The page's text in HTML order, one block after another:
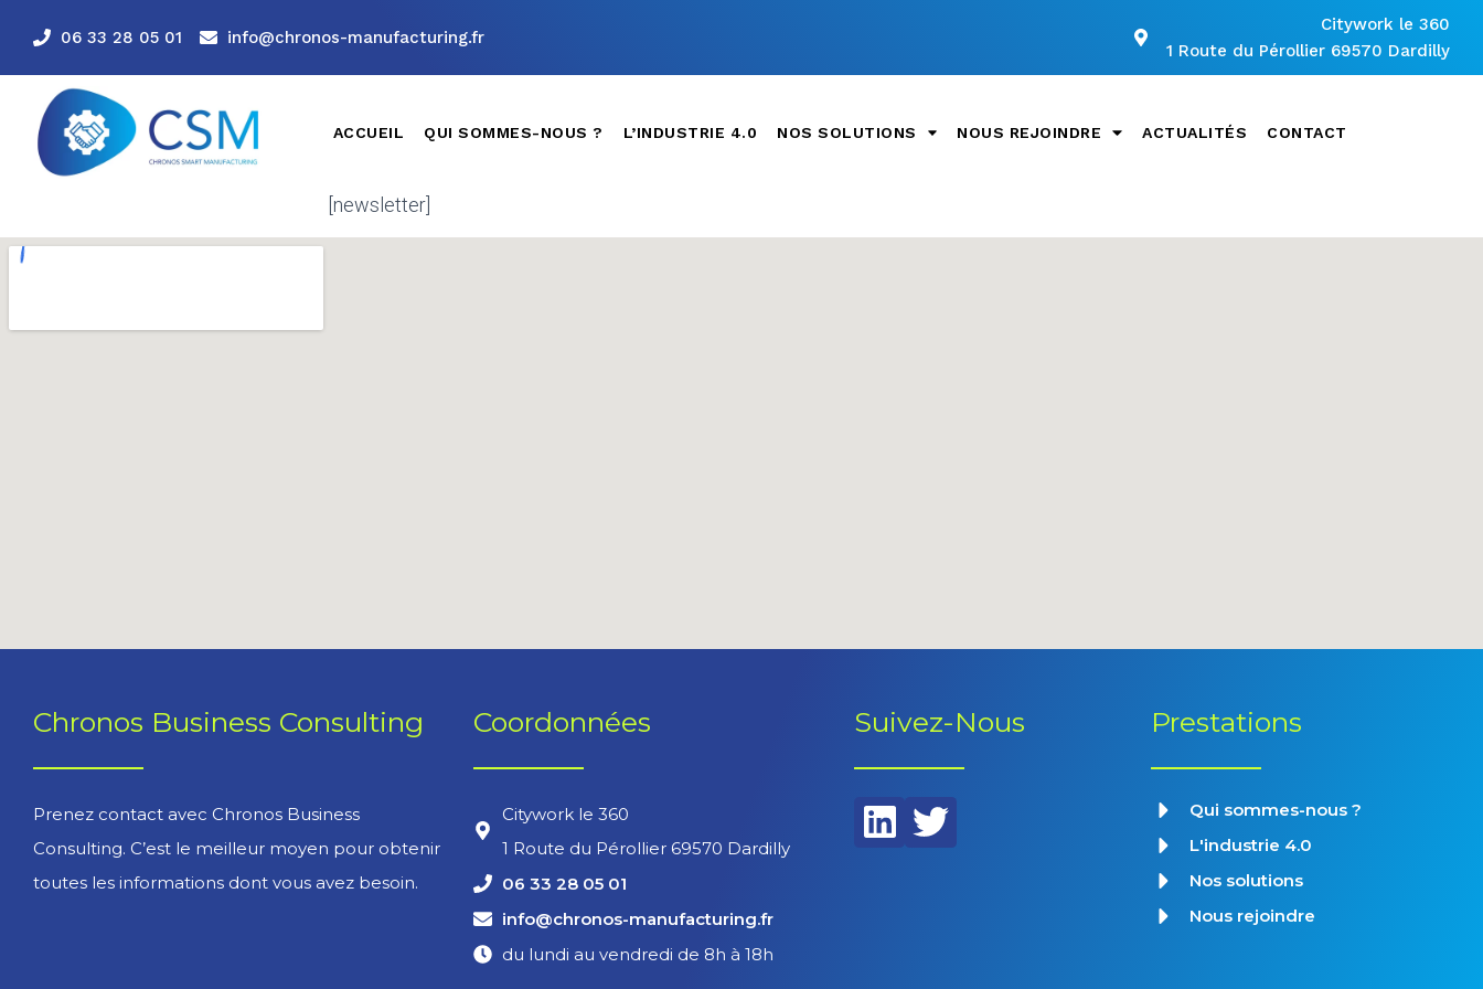
06 33 28 05 01 info@chronos-manufacturing.fr
Citywork le 360
1 Route du Pérollier 69570 Dardilly
ACCUEIL QUI SOMMES-NOUS ? L’INDUSTRIE 4.0 NOS SOLUTIONS NOUS REJOINDRE ACTUALITÉS CONTACT
[newsletter]
Chronos Business Consulting
Prenez contact avec Chronos Business
Consulting. C’est le meilleur moyen pour obtenir
toutes les informations dont vous avez besoin.
Coordonnées
Citywork le 360
1 Route du Pérollier 69570 Dardilly
06 33 28 05 01
info@chronos-manufacturing.fr
du lundi au vendredi de 8h à 18h
Suivez-Nous Prestations
Qui sommes-nous ?
L'industrie 4.0
Nos solutions
Nous rejoindre